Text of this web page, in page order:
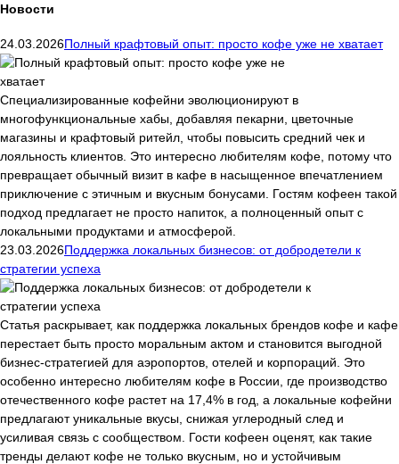
Новости
24.03.2026Полный крафтовый опыт: просто кофе уже не хватает
Специализированные кофейни эволюционируют в
многофункциональные хабы, добавляя пекарни, цветочные
магазины и крафтовый ритейл, чтобы повысить средний чек и
лояльность клиентов. Это интересно любителям кофе, потому что
превращает обычный визит в кафе в насыщенное впечатлением
приключение с этичным и вкусным бонусами. Гостям кофеен такой
подход предлагает не просто напиток, а полноценный опыт с
локальными продуктами и атмосферой.
23.03.2026Поддержка локальных бизнесов: от добродетели к
стратегии успеха
Статья раскрывает, как поддержка локальных брендов кофе и кафе
перестает быть просто моральным актом и становится выгодной
бизнес-стратегией для аэропортов, отелей и корпораций. Это
особенно интересно любителям кофе в России, где производство
отечественного кофе растет на 17,4% в год, а локальные кофейни
предлагают уникальные вкусы, снижая углеродный след и
усиливая связь с сообществом. Гости кофеен оценят, как такие
тренды делают кофе не только вкусным, но и устойчивым